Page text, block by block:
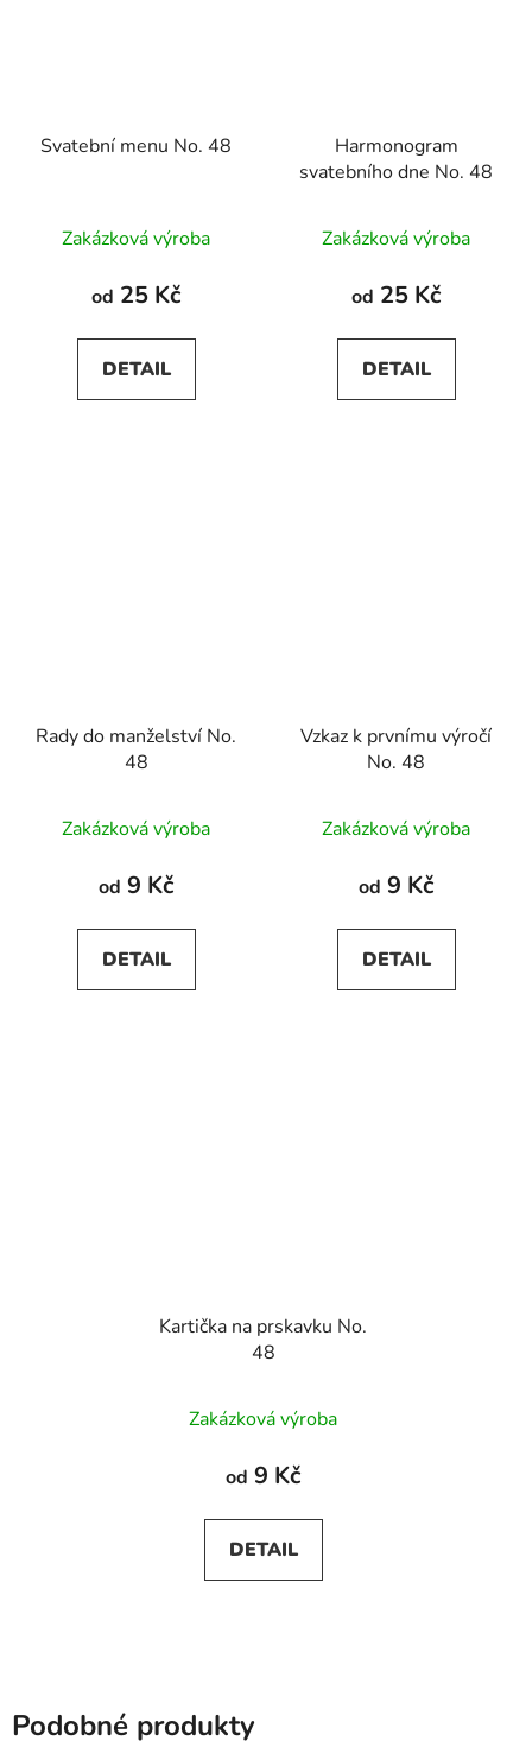
Svatební menu No. 48
Zakázková výroba
od 25 Kč
DETAIL
Harmonogram
svatebního dne No. 48
Zakázková výroba
od 25 Kč
DETAIL
Rady do manželství No.
48
Zakázková výroba
od 9 Kč
DETAIL
Vzkaz k prvnímu výročí
No. 48
Zakázková výroba
od 9 Kč
DETAIL
Kartička na prskavku No.
48
Zakázková výroba
od 9 Kč
DETAIL
Podobné produkty